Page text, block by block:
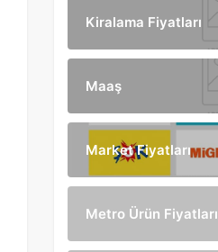
Kiralama Fiyatları
Maaş
Market Fiyatları
Metro Ürün Fiyatları